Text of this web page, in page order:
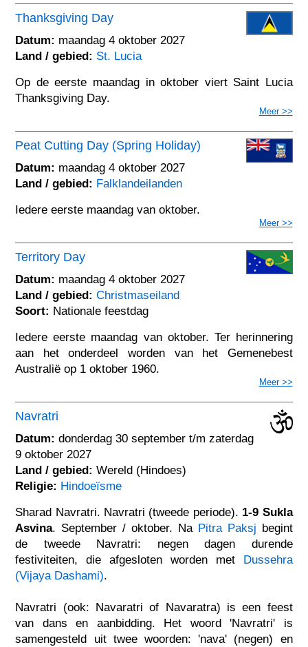
Thanksgiving Day
Datum: maandag 4 oktober 2027
Land / gebied: St. Lucia
Op de eerste maandag in oktober viert Saint Lucia
Thanksgiving Day.
Meer >>
Peat Cutting Day (Spring Holiday)
Datum: maandag 4 oktober 2027
Land / gebied: Falklandeilanden
Iedere eerste maandag van oktober.
Meer >>
Territory Day
Datum: maandag 4 oktober 2027
Land / gebied: Christmaseiland
Soort: Nationale feestdag
Iedere eerste maandag van oktober. Ter herinnering
aan het onderdeel worden van het Gemenebest
Australië op 1 oktober 1960.
Meer >>
Navratri
Datum: donderdag 30 september t/m zaterdag
9 oktober 2027
Land / gebied: Wereld (Hindoes)
Religie: Hindoeïsme
Sharad Navratri. Navratri (tweede periode). 1-9 Sukla
Asvina. September / oktober. Na Pitra Paksj begint
de tweede Navratri: negen dagen durende
festiviteiten, die afgesloten worden met Dussehra
(Vijaya Dashami).
Navratri (ook: Navaratri of Navaratra) is een feest
van dans en aanbidding. Het woord 'Navratri' is
samengesteld uit twee woorden: 'nava' (negen) en